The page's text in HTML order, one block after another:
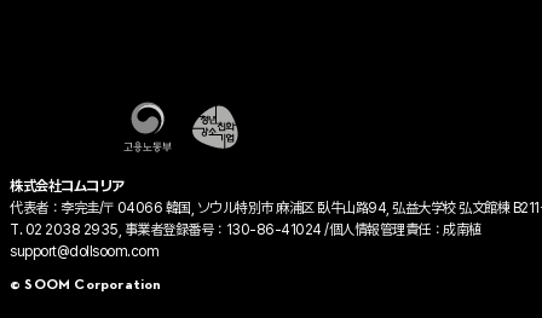
株式会社コムコリア
代表者：李完圭/〒04066 韓国, ソウル特別市 麻浦区 臥牛山路94, 弘益大学校 弘文館棟 B211
T. 02 2038 2935, 事業者登録番号：130-86-41024 /個人情報管理責任：成南植
support@dollsoom.com
© SOOM Corporation